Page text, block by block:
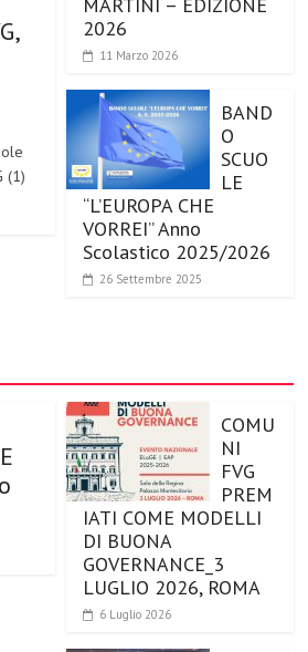
(1)
2026
11 Marzo 2026
BAND
O
SCUO
LE
“L’EUROPA CHE
VORREI” Anno
Scolastico 2025/2026
26 Settembre 2025
COMU
NI
FVG
PREM
IATI COME MODELLI
DI BUONA
GOVERNANCE_3
LUGLIO 2026, ROMA
6 Luglio 2026